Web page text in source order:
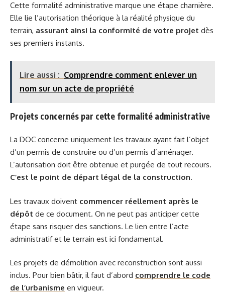
Cette formalité administrative marque une étape charnière.
Elle lie l’autorisation théorique à la réalité physique du
terrain, assurant ainsi la conformité de votre projet dès
ses premiers instants.
Lire aussi : Comprendre comment enlever un
nom sur un acte de propriété
Projets concernés par cette formalité administrative
La DOC concerne uniquement les travaux ayant fait l’objet
d’un permis de construire ou d’un permis d’aménager.
L’autorisation doit être obtenue et purgée de tout recours.
C’est le point de départ légal de la construction.
Les travaux doivent commencer réellement après le
dépôt de ce document. On ne peut pas anticiper cette
étape sans risquer des sanctions. Le lien entre l’acte
administratif et le terrain est ici fondamental.
Les projets de démolition avec reconstruction sont aussi
inclus. Pour bien bâtir, il faut d’abord comprendre le code
de l’urbanisme en vigueur.